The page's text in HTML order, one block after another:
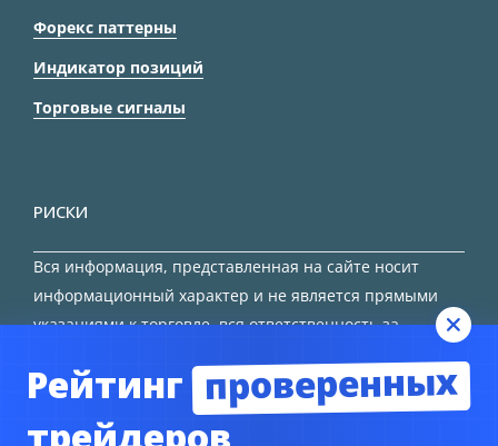
Форекс паттерны
Индикатор позиций
Торговые сигналы
РИСКИ
Вся информация, представленная на сайте носит
информационный характер и не является прямыми
указаниями к торговле, вся ответственность за
Рейтинг проверенных